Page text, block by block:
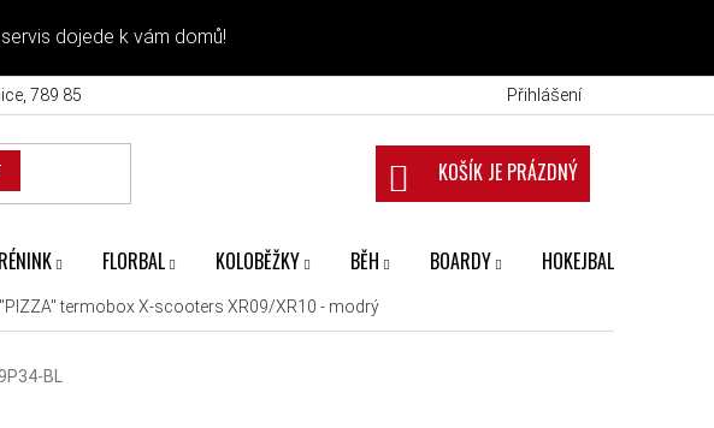
dojede k vám domů!
789 85 Přihlášení
NÁKUPNÍ KOŠÍK
FLORBAL KOLOBĚŽKY BĚH BOARDY HOKEJBAL
termobox X-scooters XR09/XR10 - modrý
BL